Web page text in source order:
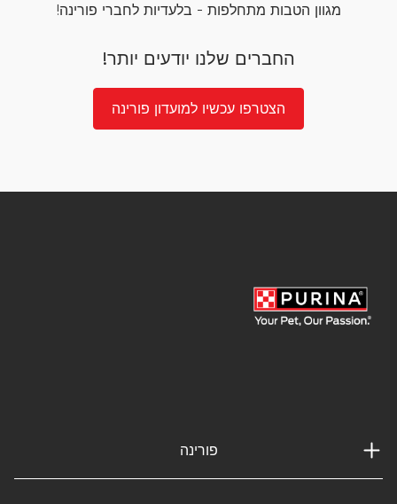
מגוון הטבות מתחלפות - בלעדיות לחברי פורינה!
החברים שלנו יודעים יותר!
הצטרפו עכשיו למועדון פורינה
פורינה